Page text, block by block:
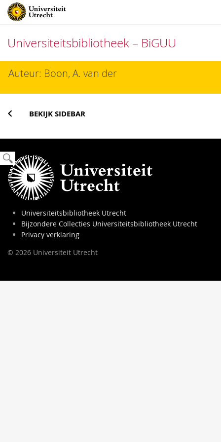
Universiteitsbibliotheek – BiGUU
naarAuteur: Boon, A. van der
BEKIJK SIDEBAR
Universiteitsbibliotheek Utrecht
Bijzondere Collecties Universiteitsbibliotheek Utrecht
Privacy verklaring
© 2026 Universiteit Utrecht